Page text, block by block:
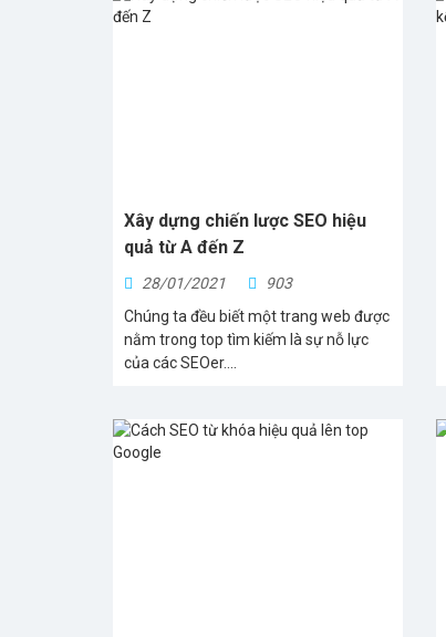
Xây dựng chiến lược SEO hiệu
quả từ A đến Z
28/01/2021
903
Chúng ta đều biết một trang web được
nằm trong top tìm kiếm là sự nỗ lực
của các SEOer....